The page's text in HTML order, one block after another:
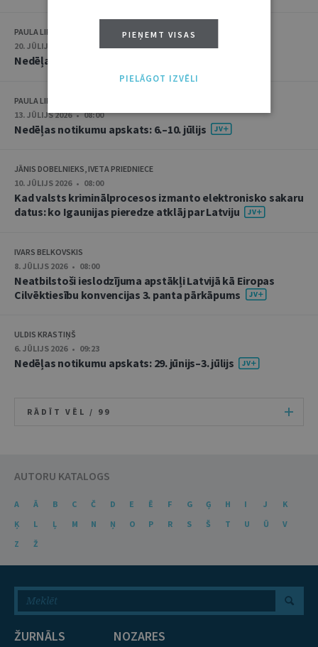
PAULA LIPE
20. JŪLIJS 2026 • 16:05
Nedēļas notikumu apskats: 13.–17. jūlijs
PAULA LIPE
13. JŪLIJS 2026 • 08:00
Nedēļas notikumu apskats: 6.–10. jūlijs
JĀNIS DOBELNIEKS, IVETA PRIEDNIECE
10. JŪLIJS 2026 • 08:00
Kad valsts kriminālprocesos izmanto elektronisko sakaru
datus: ko Igaunijas pieredze atklāj par Latviju
IVARS BELKOVSKIS
8. JŪLIJS 2026 • 08:00
Neatbilstoši ieslodzījuma apstākļi Latvijā kā Eiropas
Cilvēktiesību konvencijas 3. panta pārkāpums
ULDIS KRASTIŅŠ
6. JŪLIJS 2026 • 09:23
Nedēļas notikumu apskats: 29. jūnijs–3. jūlijs
RĀDĪT VĒL / 99
AUTORU KATALOGS
A Ā B C Č D E Ē F G Ģ H I J
K
Ķ
L Ļ M N Ņ O P R S Š T U Ū
V
Z
Ž
ŽURNĀLS NOZARES
PIEŅEMT VISAS
PIELĀGOT IZVĒLI